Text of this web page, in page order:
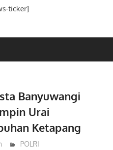
ticker]
Banyuwangi
Urai
Ketapang
POLRI